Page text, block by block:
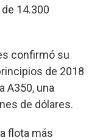
14.300
confirmó su
de 2018
A350, una
de dólares.
flota más